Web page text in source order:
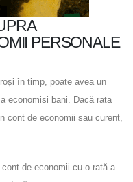
PERSONALE
în timp, poate avea un
economisi bani. Dacă rata
cont de economii sau curent,
de economii cu o rată a